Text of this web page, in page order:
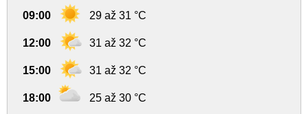
09:00 29 až 31 °C
12:00 31 až 32 °C
15:00 31 až 32 °C
18:00 25 až 30 °C